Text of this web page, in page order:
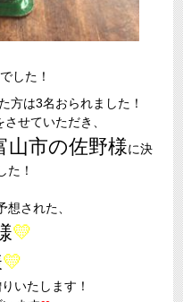
でした！
方は3名おられました！
せていただき、
山市の佐野様に決
た！
想された、
💛
💛
いたします！